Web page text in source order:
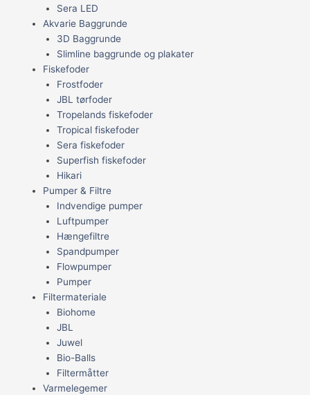
Sera LED
Akvarie Baggrunde
3D Baggrunde
Slimline baggrunde og plakater
Fiskefoder
Frostfoder
JBL tørfoder
Tropelands fiskefoder
Tropical fiskefoder
Sera fiskefoder
Superfish fiskefoder
Hikari
Pumper & Filtre
Indvendige pumper
Luftpumper
Hængefiltre
Spandpumper
Flowpumper
Pumper
Filtermateriale
Biohome
JBL
Juwel
Bio-Balls
Filtermåtter
Varmelegemer